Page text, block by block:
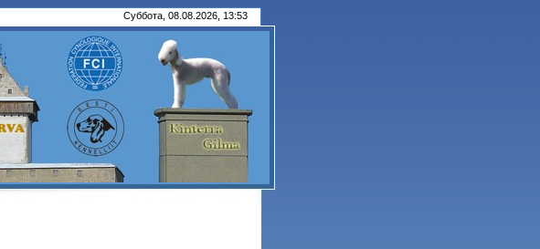
Суббота, 08.08.2026, 13:53